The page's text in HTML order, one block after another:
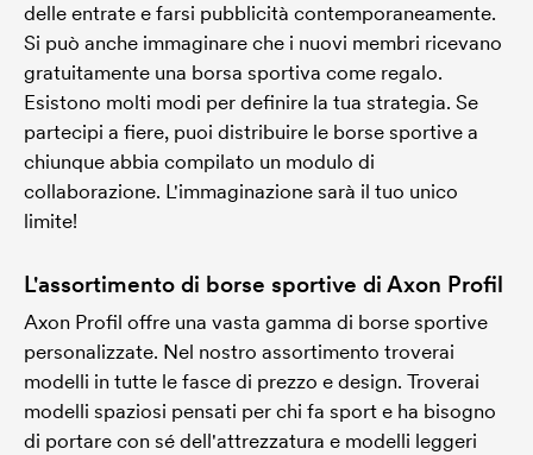
delle entrate e farsi pubblicità contemporaneamente.
Si può anche immaginare che i nuovi membri ricevano
gratuitamente una borsa sportiva come regalo.
Esistono molti modi per definire la tua strategia. Se
partecipi a fiere, puoi distribuire le borse sportive a
chiunque abbia compilato un modulo di
collaborazione. L'immaginazione sarà il tuo unico
limite!
L'assortimento di borse sportive di Axon Profil
Axon Profil offre una vasta gamma di borse sportive
personalizzate. Nel nostro assortimento troverai
modelli in tutte le fasce di prezzo e design. Troverai
modelli spaziosi pensati per chi fa sport e ha bisogno
di portare con sé dell'attrezzatura e modelli leggeri